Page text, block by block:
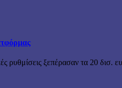
ρυθμίσεις ξεπέρασαν τα 20 δισ.